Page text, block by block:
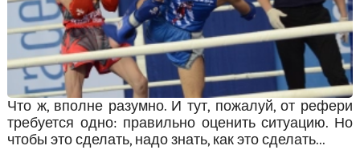
Что ж, вполне разумно. И тут, пожалуй, от рефери
требуется одно: правильно оценить ситуацию. Но
чтобы это сделать, надо знать, как это сделать...